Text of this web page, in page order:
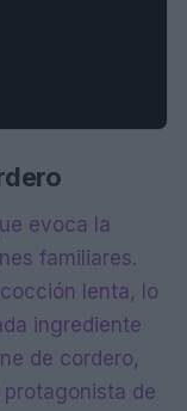
evoca la
familiares.
lenta, lo
ingrediente
de cordero,
de